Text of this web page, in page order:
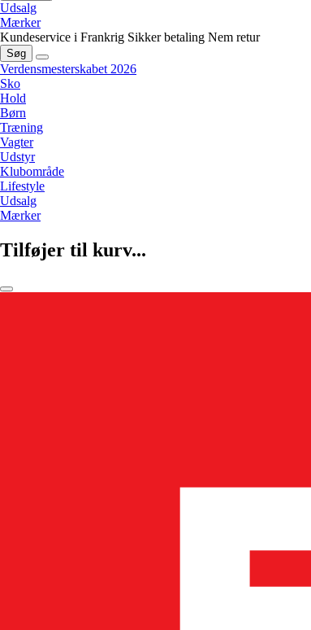
Udsalg
Mærker
Kundeservice i Frankrig Sikker betaling Nem retur
Søg
Verdensmesterskabet 2026
Sko
Hold
Børn
Træning
Vagter
Udstyr
Klubområde
Lifestyle
Udsalg
Mærker
Tilføjer til kurv...